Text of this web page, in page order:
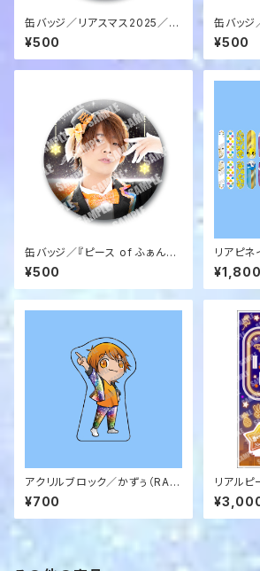
缶バッジ／リアスマス2025／メ
ンバー集合（RKR-13）
¥500
缶バッジ
じぃ♡』
¥500
缶バッジ／『ピース of ふぁんた
じぃ♡』衣装2／かずぅ（RKY-1
3）
¥500
リアピネ
¥1,800
アクリルブロック／かずぅ（RAS
Y-06）
¥700
リアルピ
ずぅ（